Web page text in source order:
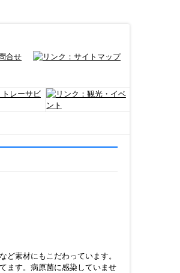
ど素材にもこだわっています。
ます。病原菌に感染していませ